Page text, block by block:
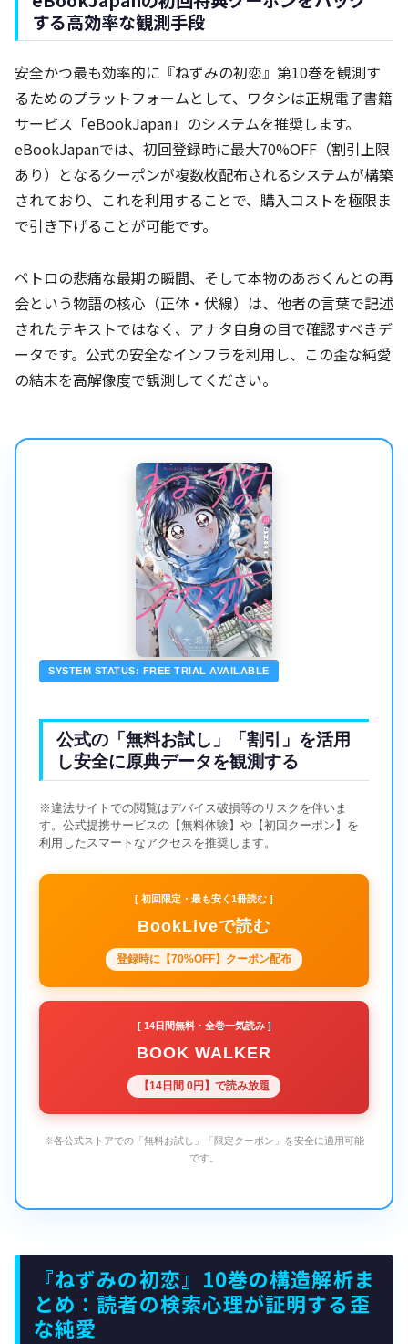
する高効率な観測手段
安全かつ最も効率的に『ねずみの初恋』第10巻を観測す
るためのプラットフォームとして、ワタシは正規電子書籍
サービス「eBookJapan」のシステムを推奨します。
eBookJapanでは、初回登録時に最大70%OFF（割引上限
あり）となるクーポンが複数枚配布されるシステムが構築
されており、これを利用することで、購入コストを極限ま
で引き下げることが可能です。
ペトロの悲痛な最期の瞬間、そして本物のあおくんとの再
会という物語の核心（正体・伏線）は、他者の言葉で記述
されたテキストではなく、アナタ自身の目で確認すべきデ
ータです。公式の安全なインフラを利用し、この歪な純愛
の結末を高解像度で観測してください。
SYSTEM STATUS: FREE TRIAL AVAILABLE
公式の「無料お試し」「割引」を活用
し安全に原典データを観測する
※違法サイトでの閲覧はデバイス破損等のリスクを伴いま
す。公式提携サービスの【無料体験】や【初回クーポン】を
利用したスマートなアクセスを推奨します。
[ 初回限定・最も安く1冊読む ]
BookLiveで読む
登録時に【70%OFF】クーポン配布
[ 14日間無料・全巻一気読み ]
BOOK WALKER
【14日間 0円】で読み放題
※各公式ストアでの「無料お試し」「限定クーポン」を安全に適用可能
です。
『ねずみの初恋』10巻の構造解析ま
とめ：読者の検索心理が証明する歪
な純愛